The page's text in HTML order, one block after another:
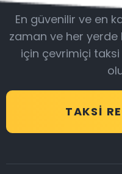
En güvenilir ve en
zaman ve her yerde
için çevrimiçi
TAKSI